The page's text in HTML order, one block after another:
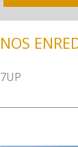
NOS
7UP